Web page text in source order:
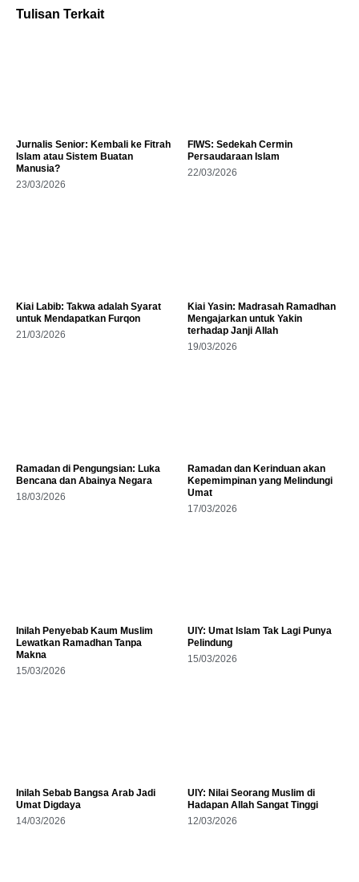
Tulisan Terkait
Jurnalis Senior: Kembali ke Fitrah
Islam atau Sistem Buatan
Manusia?
23/03/2026
FIWS: Sedekah Cermin
Persaudaraan Islam
22/03/2026
Kiai Labib: Takwa adalah Syarat
untuk Mendapatkan Furqon
21/03/2026
Kiai Yasin: Madrasah Ramadhan
Mengajarkan untuk Yakin
terhadap Janji Allah
19/03/2026
Ramadan di Pengungsian: Luka
Bencana dan Abainya Negara
18/03/2026
Ramadan dan Kerinduan akan
Kepemimpinan yang Melindungi
Umat
17/03/2026
Inilah Penyebab Kaum Muslim
Lewatkan Ramadhan Tanpa
Makna
15/03/2026
UIY: Umat Islam Tak Lagi Punya
Pelindung
15/03/2026
Inilah Sebab Bangsa Arab Jadi
Umat Digdaya
14/03/2026
UIY: Nilai Seorang Muslim di
Hadapan Allah Sangat Tinggi
12/03/2026